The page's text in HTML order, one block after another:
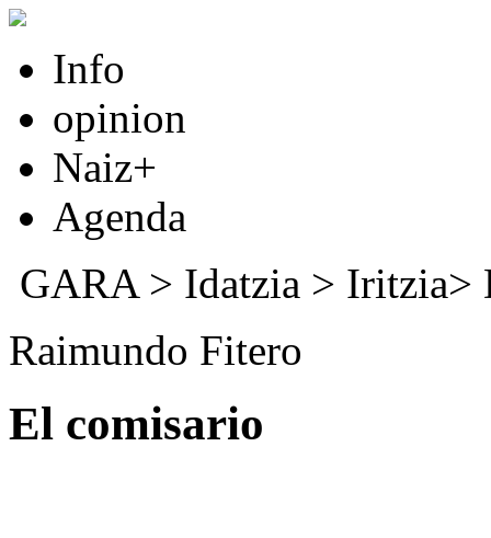
Info
opinion
Naiz+
Agenda
GARA> Idatzia > Iritzia>
Raimundo Fitero
El comisario